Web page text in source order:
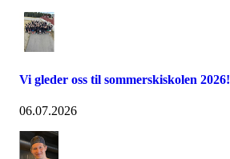
Vi gleder oss til sommerskiskolen 2026!
06.07.2026